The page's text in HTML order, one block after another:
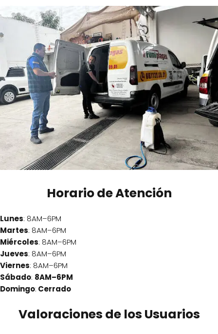
Horario de Atención
Lunes: 8AM–6PM
Martes: 8AM–6PM
Miércoles: 8AM–6PM
Jueves: 8AM–6PM
Viernes: 8AM–6PM
Sábado: 8AM–6PM
Domingo: Cerrado
Valoraciones de los Usuarios